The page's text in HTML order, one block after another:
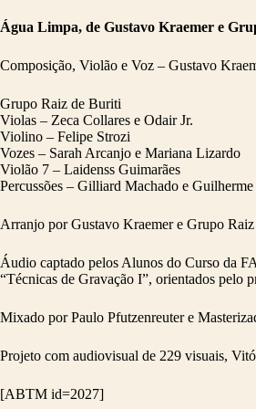
Água Limpa, de Gustavo Kraemer e
Composição, Violão e Voz – Gustavo
Grupo Raiz de Buriti
Violas – Zeca Collares e Odair Jr.
Violino – Felipe Strozi
Vozes – Sarah Arcanjo e Mariana Lizardo
Violão 7 – Laidenss Guimarães
Percussões – Gilliard Machado e Guilherme
Arranjo por Gustavo Kraemer e Grupo
Áudio captado pelos Alunos do Curso da
“Técnicas de Gravação I”, orientados pelo
Mixado por Paulo Pfutzenreuter e
Projeto com audiovisual de 229 visuais,
[ABTM id=2027]